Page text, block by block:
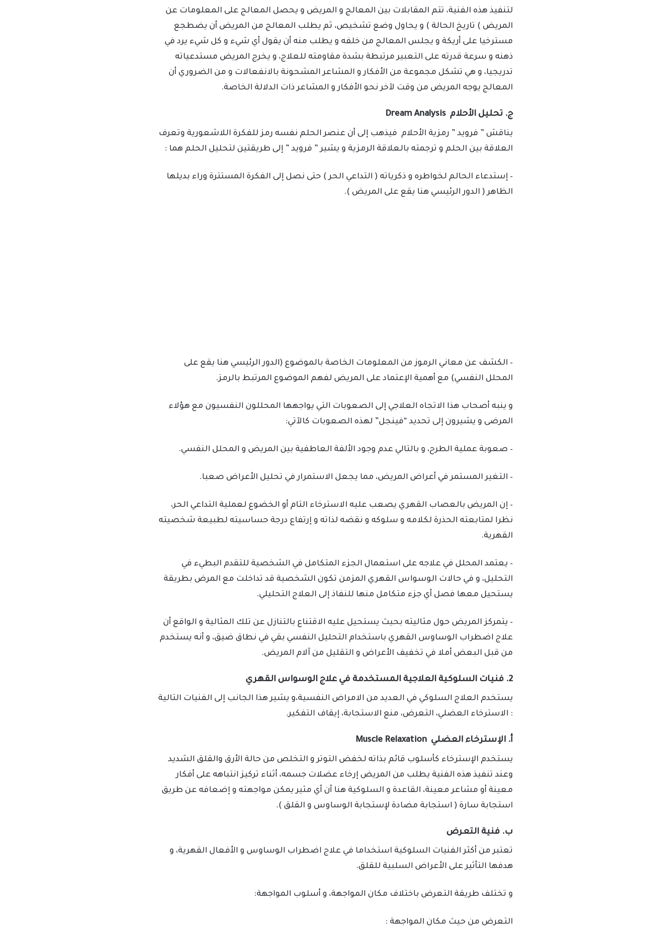
لتنفيذ هذه الفنية، تتم المقابلات بين المعالج و المريض و يحصل المعالج على المعلومات عن
المريض ) تاريخ الحالة ) و يحاول وضع تشخيص، ثم يطلب المعالج من المريض أن يضطجع
مسترخيا على أريكة و يجلس المعالج من خلفه و يطلب منه أن يقول أي شيء و كل شيء يرد في
ذهنه و سرعة قدرته على التعبير مرتبطة بشدة مقاومته للعلاج، و يخرج المريض مستدعياته
تدريجيا، و هي تشكل مجموعة من الأفكار و المشاعر المشحونة بالانفعالات و من الضروري أن
المعالج يوجه المريض من وقت لآخر نحو الأفكار و المشاعر ذات الدلالة الخاصة.
ج. تحليل الأحلام Dream Analysis
يناقش ” فرويد ” رمزية الأحلام فيذهب إلى أن عنصر الحلم نفسه رمز للفكرة اللاشعورية وتعرف
العلاقة بين الحلم و ترجمته بالعلاقة الرمزية و يشير ” فرويد ” إلى طريقتين لتحليل الحلم هما :
– إستدعاء الحالم لخواطره و ذكرياته ( التداعي الحر ) حتى نصل إلى الفكرة المستترة وراء بديلها
الظاهر ( الدور الرئيسي هنا يقع على المريض ).
– الكشف عن معاني الرموز من المعلومات الخاصة بالموضوع (الدور الرئيسي هنا يقع على
المحلل النفسي) مع أهمية الإعتماد على المريض لفهم الموضوع المرتبط بالرمز.
و ينبه أصحاب هذا الاتجاه العلاجي إلى الصعوبات التي يواجهها المحللون النفسيون مع هؤلاء
المرضى و يشيرون إلى تحديد “فينجل” لهذه الصعوبات كالآتي:
– صعوبة عملية الطرح، و بالتالي عدم وجود الألفة العاطفية بين المريض و المحلل النفسي.
– التغير المستمر في أعراض المريض، مما يجعل الاستمرار في تحليل الأعراض صعبا.
– إن المريض بالعصاب القهري يصعب عليه الاسترخاء التام أو الخضوع لعملية التداعي الحر،
نظرا لمتابعته الحذرة لكلامه و سلوكه و نقضه لذاته و إرتفاع درجة حساسيته لطبيعة شخصيته
القهرية.
– يعتمد المحلل في علاجه على استعمال الجزء المتكامل في الشخصية للتقدم البطيء في
التحليل، و في حالات الوسواس القهري المزمن تكون الشخصية قد تداخلت مع المرض بطريقة
يستحيل معها فصل أي جزء متكامل منها للنفاذ إلى العلاج التحليلي.
– يتمركز المريض حول مثاليته بحيث يستحيل عليه الاقتناع بالتنازل عن تلك المثالية و الواقع أن
علاج اضطراب الوساوس القهري باستخدام التحليل النفسي بقي في نطاق ضيق، و أنه يستخدم
من قبل البعض أملا في تخفيف الأعراض و التقليل من آلام المريض.
2. فنيات السلوكية العلاجية المستخدمة في علاج الوسواس القهري
يستخدم العلاج السلوكي في العديد من الامراض النفسية،و يشير هذا الجانب إلى الفنيات التالية
: الاسترخاء العضلي، التعرض، منع الاستجابة، إيقاف التفكير.
أ. الإسترخاء العضلي Muscle Relaxation
يستخدم الإسترخاء كأسلوب قائم بذاته لخفض التوتر و التخلص من حالة الأرق والقلق الشديد
وعند تنفيذ هذه الفنية يطلب من المريض إرخاء عضلات جسمه، أثناء تركيز انتباهه على أفكار
معينة أو مشاعر معينة، القاعدة و السلوكية هنا أن أي مثير يمكن مواجهته و إضعافه عن طريق
استجابة سارة ( استجابة مضادة لإستجابة الوساوس و القلق ).
ب. فنية التعرض
تعتبر من أكثر الفنيات السلوكية استخداما في علاج اضطراب الوساوس و الأفعال القهرية، و
هدفها التأثير على الأعراض السلبية للقلق.
و تختلف طريقة التعرض باختلاف مكان المواجهة، و أسلوب المواجهة:
التعرض من حيث مكان المواجهة :